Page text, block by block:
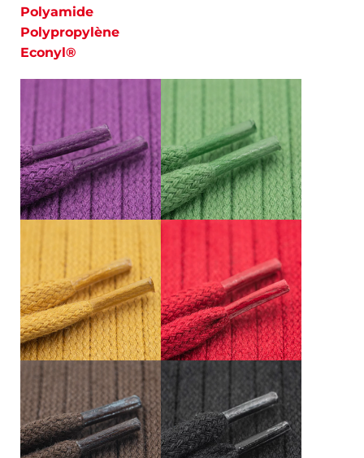
Polyamide
Polypropylène
Econyl®